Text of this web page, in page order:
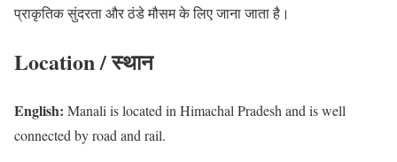
प्राकृतिक सुंदरता और ठंडे मौसम के लिए जाना जाता है।
Location / स्थान
English: Manali is located in Himachal Pradesh and is well
connected by road and rail.